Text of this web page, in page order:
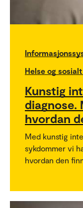
Helse og
Kunstig
diagnose.
hvordan
Med kunstig
sykdommer vi
hvordan den